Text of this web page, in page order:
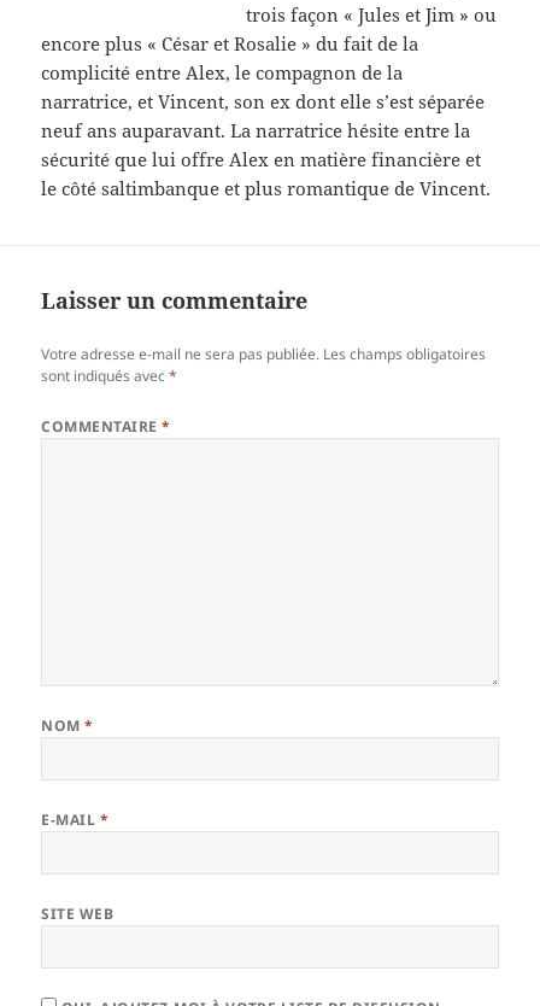
trois façon « Jules et Jim » ou
encore plus « César et Rosalie » du fait de la
complicité entre Alex, le compagnon de la
narratrice, et Vincent, son ex dont elle s’est séparée
neuf ans auparavant. La narratrice hésite entre la
sécurité que lui offre Alex en matière financière et
le côté saltimbanque et plus romantique de Vincent.
Laisser un commentaire
Votre adresse e-mail ne sera pas publiée. Les champs obligatoires
sont indiqués avec*
COMMENTAIRE*
NOM*
E-MAIL *
SITE WEB